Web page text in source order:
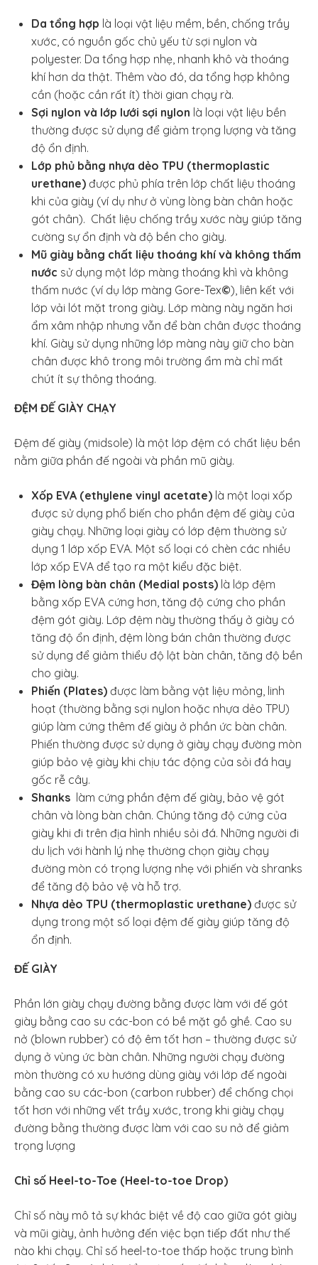
Da tổng hợp là loại vật liệu mềm, bền, chống trầy
xước, có nguồn gốc chủ yếu từ sợi nylon và
polyester. Da tổng hợp nhẹ, nhanh khô và thoáng
khí hơn da thật. Thêm vào đó, da tổng hợp không
cần (hoặc cần rất ít) thời gian chạy rà.
Sợi nylon và lớp lưới sợi nylon là loại vật liệu bền
thường được sử dụng để giảm trọng lượng và tăng
độ ổn định.
Lớp phủ bằng nhựa dẻo TPU (thermoplastic
urethane) được phủ phía trên lớp chất liệu thoáng
khi của giày (ví dụ như ở vùng lòng bàn chân hoặc
gót chân). Chất liệu chống trầy xước này giúp tăng
cường sự ổn định và độ bền cho giày.
Mũ giày bằng chất liệu thoáng khí và không thấm
nước sử dụng một lớp màng thoáng khì và không
thấm nước (ví dụ lớp màng Gore-Tex©), liên kết với
lớp vải lót mặt trong giày. Lớp màng này ngăn hơi
ẩm xâm nhập nhưng vẫn để bàn chân được thoáng
khí. Giày sử dụng những lớp màng này giữ cho bàn
chân được khô trong môi trường ẩm mà chỉ mất
chút ít sự thông thoáng.
ĐỆM ĐẾ GIÀY CHẠY
Đệm đế giày (midsole) là một lớp đệm có chất liệu bền
nằm giữa phần đế ngoài và phần mũ giày.
Xốp EVA (ethylene vinyl acetate) là một loại xốp
được sử dụng phổ biến cho phần đệm đế giày của
giày chạy. Những loại giày có lớp đệm thường sử
dụng 1 lớp xốp EVA. Một số loại có chèn các nhiều
lớp xốp EVA để tạo ra một kiểu đặc biệt.
Đệm lòng bàn chân (Medial posts) là lớp đệm
bằng xốp EVA cứng hơn, tăng độ cứng cho phần
đệm gót giày. Lớp đệm này thường thấy ở giày có
tăng độ ổn định, đệm lòng bán chân thường được
sử dụng để giảm thiểu độ lật bàn chân, tăng độ bền
cho giày.
Phiến (Plates) được làm bằng vật liệu mỏng, linh
hoạt (thường bằng sợi nylon hoặc nhựa dẻo TPU)
giúp làm cứng thêm đế giày ở phần ức bàn chân.
Phiến thường được sử dụng ở giày chạy đường mòn
giúp bảo vệ giày khi chịu tác động của sỏi đá hay
gốc rễ cây.
Shanks làm cứng phần đệm đế giày, bảo vệ gót
chân và lòng bàn chân. Chúng tăng độ cứng của
giày khi đi trên địa hình nhiều sỏi đá. Những người đi
du lịch với hành lý nhẹ thường chọn giày chạy
đường mòn có trọng lượng nhẹ với phiến và shranks
để tăng độ bảo vệ và hỗ trợ.
Nhựa dẻo TPU (thermoplastic urethane) được sử
dụng trong một số loại đệm đế giày giúp tăng độ
ổn định.
ĐẾ GIÀY
Phần lớn giày chạy đường bằng được làm với đế gót
giày bằng cao su các-bon có bề mặt gồ ghề. Cao su
nở (blown rubber) có độ êm tốt hơn – thường được sử
dụng ở vùng ức bàn chân. Những người chạy đường
mòn thường có xu hướng dùng giày với lớp đế ngoài
bằng cao su các-bon (carbon rubber) để chống chọi
tốt hơn với những vết trầy xước, trong khi giày chạy
đường bằng thường được làm với cao su nở để giảm
trọng lượng
Chỉ số Heel-to-Toe (Heel-to-toe Drop)
Chỉ số này mô tả sự khác biệt về độ cao giữa gót giày
và mũi giày, ảnh hưởng đến việc bạn tiếp đất như thế
nào khi chạy. Chỉ số heel-to-toe thấp hoặc trung bình